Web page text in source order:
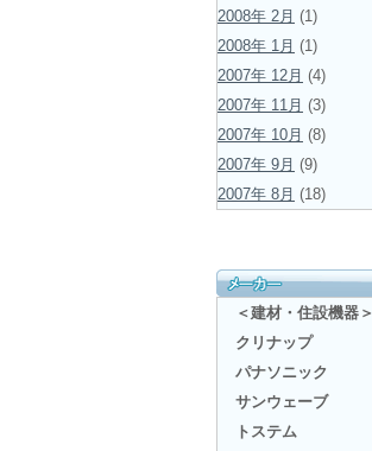
2008年 2月 (1)
2008年 1月 (1)
2007年 12月 (4)
2007年 11月 (3)
2007年 10月 (8)
2007年 9月 (9)
2007年 8月 (18)
＜建材・住設機器＞
クリナップ
パナソニック
サンウェーブ
トステム